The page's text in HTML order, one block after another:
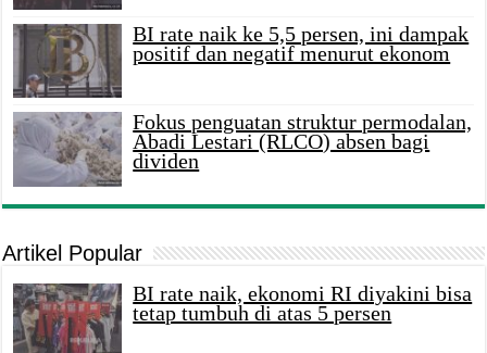
BI rate naik ke 5,5 persen, ini dampak
positif dan negatif menurut ekonom
Fokus penguatan struktur permodalan,
Abadi Lestari (RLCO) absen bagi
dividen
Artikel Popular
BI rate naik, ekonomi RI diyakini bisa
tetap tumbuh di atas 5 persen